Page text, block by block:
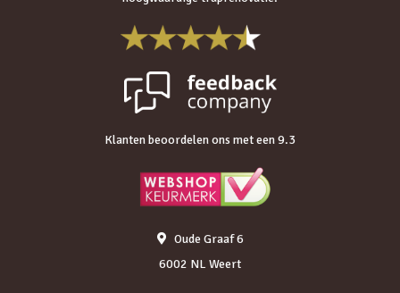
Klanten beoordelen ons met een 9.3
Oude Graaf 6
6002 NL Weert